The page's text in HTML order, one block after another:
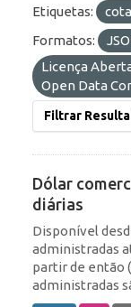
Etiquetas:
Formatos:
Licença
Open Data
Filtrar
Dólar
diárias
Disponível
administradas
partir de então
administradas